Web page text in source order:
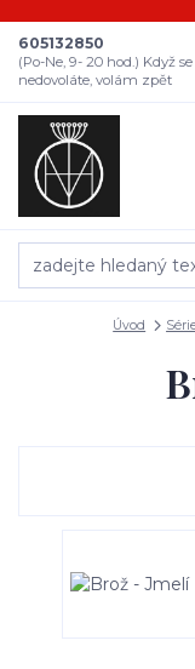
605132850
(Po-Ne, 9- 20 hod.) Když se
nedovoláte, volám zpět
Úvod